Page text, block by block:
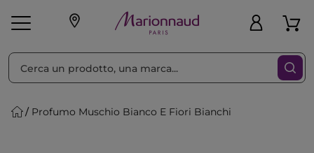
Make-up Profumi
Profumo Muschio Bianco E Fiori Bianchi
Ordina per Filtra